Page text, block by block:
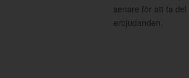
senare för att ta
erbjudanden.